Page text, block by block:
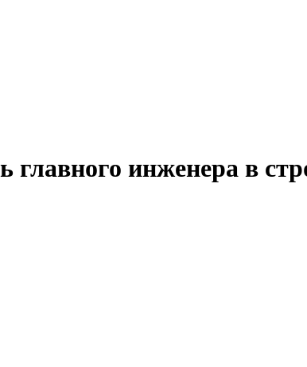
главного инженера в